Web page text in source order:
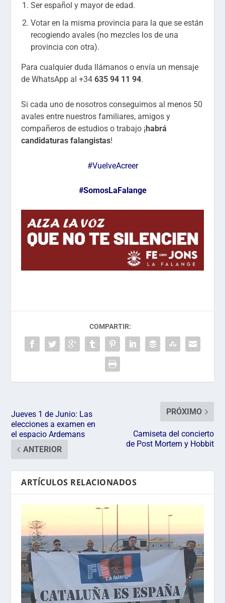
Ser español y mayor de edad.
Votar en la misma provincia para la que se están
recogiendo avales (no mezcles los de una
provincia con otra).
Para cualquier duda llámanos o envía un mensaje
de WhatsApp al +34635 94 11 94.
Si cada uno de nosotros conseguimos al menos 50
avales entre nuestros familiares, amigos y
compañeros de estudios o trabajo ¡habrá
candidaturas falangistas!
#VuelveAcreer
#SomosLaFalange
COMPARTIR:
Jueves 1 de Junio: Las
elecciones a examen en
el espacio Ardemans
ANTERIOR
PRÓXIMO
Camiseta del concierto
de Post Mortem y Hobbit
ARTÍCULOS RELACIONADOS